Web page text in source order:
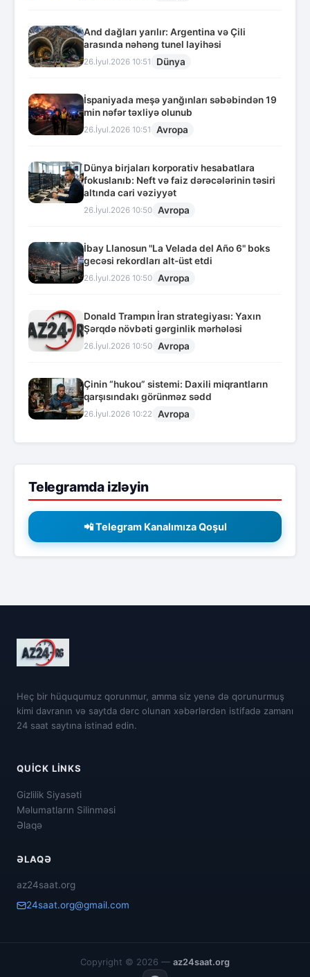
And dağları yarılır: Argentina və Çili
arasında nəhəng tunel layihəsi
26.İyul.2026 10:51 Dünya
İspaniyada meşə yanğınları səbəbindən 19
min nəfər təxliyə olunub
26.İyul.2026 10:51 Avropa
Dünya birjaları korporativ hesabatlara
fokuslanıb: Neft və faiz dərəcələrinin təsiri
altında cari vəziyyət
26.İyul.2026 10:50 Avropa
İbay Llanosun "La Velada del Año 6" boks
gecəsi rekordları alt-üst etdi
26.İyul.2026 10:50 Avropa
Donald Trampın İran strategiyası: Yaxın
Şərqdə növbəti gərginlik mərhələsi
26.İyul.2026 10:50 Avropa
Çinin “hukou” sistemi: Daxili miqrantların
qarşısındakı görünməz sədd
26.İyul.2026 10:22 Avropa
Telegramda izləyin
📲 Telegram Kanalımıza Qoşul
Heç bir hüququmuz qorunmur, amma siz yenə də qorunurmuş
kimi davranın və saytda dərc olunan xəbərlərdən istifadə zamanı
24 saat saytına istinad edin.
QUICK LINKS
Gizlilik Siyasəti
Məlumatların Silinməsi
Əlaqə
ƏLAQƏ
az24saat.org
24saat.org@gmail.com
Copyright © 2026 — az24saat.org